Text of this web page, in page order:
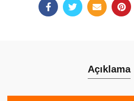
Açıklama